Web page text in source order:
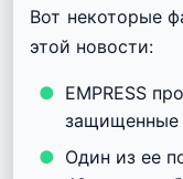
Вот некоторые
этой новости:
EMPRESS
защищенные
Один из ее